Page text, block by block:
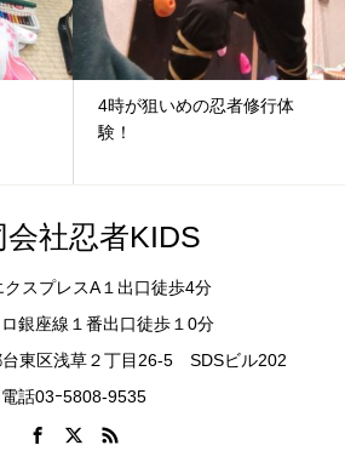
4時が狙いめの忍者修行体
マイリー
会社忍者KIDS
クスプレスA１出口徒歩4分
銀座線１番出口徒歩１0分
東区浅草２丁目26-5 SDSビル202
電話03ｰ5808-9535